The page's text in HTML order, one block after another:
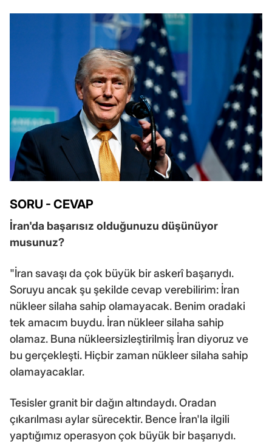
SORU - CEVAP
İran'da başarısız olduğunuzu düşünüyor
musunuz?
"İran savaşı da çok büyük bir askerî başarıydı.
Soruyu ancak şu şekilde cevap verebilirim: İran
nükleer silaha sahip olamayacak. Benim oradaki
tek amacım buydu. İran nükleer silaha sahip
olamaz. Buna nükleersizleştirilmiş İran diyoruz ve
bu gerçekleşti. Hiçbir zaman nükleer silaha sahip
olamayacaklar.
Tesisler granit bir dağın altındaydı. Oradan
çıkarılması aylar sürecektir. Bence İran'la ilgili
yaptığımız operasyon çok büyük bir başarıydı.